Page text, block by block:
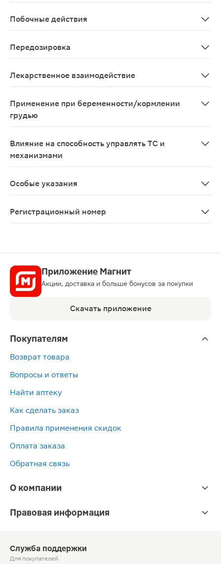
Побочные действия
Передозировка
Лекарственное взаимодействие
Применение при беременности/кормлении
грудью
Влияние на способность управлять ТС и
механизмами
Особые указания
Регистрационный номер
Приложение Магнит
Акции, доставка и больше бонусов за покупки
Скачать приложение
Покупателям
Возврат товара
Вопросы и ответы
Найти аптеку
Как сделать заказ
Правила применения скидок
Оплата заказа
Обратная связь
О компании
Правовая информация
Служба поддержки
Для покупателей